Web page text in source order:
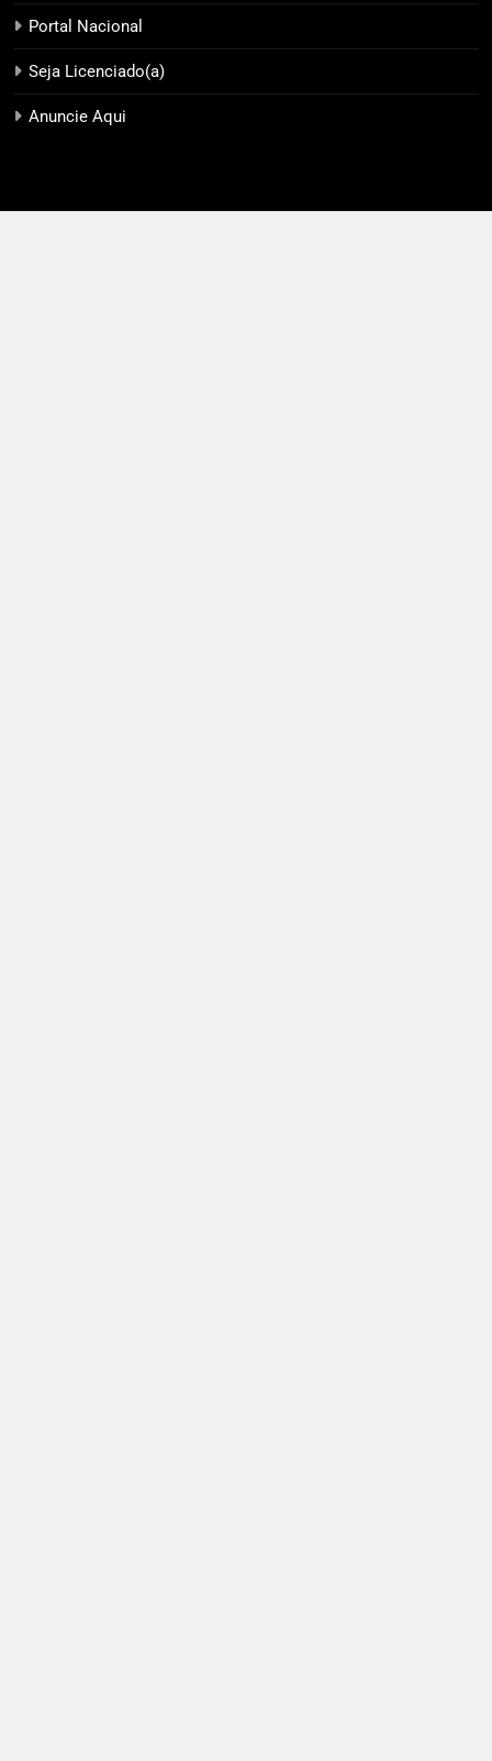
Portal Nacional
Seja Licenciado(a)
Anuncie Aqui